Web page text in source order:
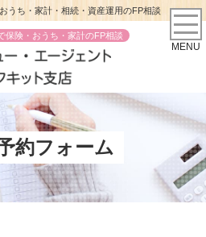
うち・家計・相続・資産運用のFP相談
保険・おうち・家計のFP相談
MENU
予約フォーム